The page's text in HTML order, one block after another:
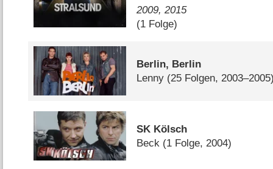
2009, 2015
(1 Folge)
Berlin, Berlin
Lenny (25 Folgen,
SK Kölsch
Beck (1 Folge, 2004)